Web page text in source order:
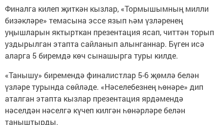
Финалга килеп җиткән кызлар, «Тормышымның милли
бизәкләре» темасына эссе язып һәм үзләренең
уңышларын яктырткан презентация ясап, читтән торып
уздырылган этапта сайланып алынганнар. Бүген исә
аларга 5 биремдә көч сынашырга туры килде.
«Танышу» биремендә финалистлар 5-6 җөмлә белән
үзләре турында сөйләде. «Нәселебезнең һөнәре» дип
аталган этапта кызлар презентация ярдәмендә
нәселдән нәселгә күчеп килгән һөнәрләре белән
таныштырды.